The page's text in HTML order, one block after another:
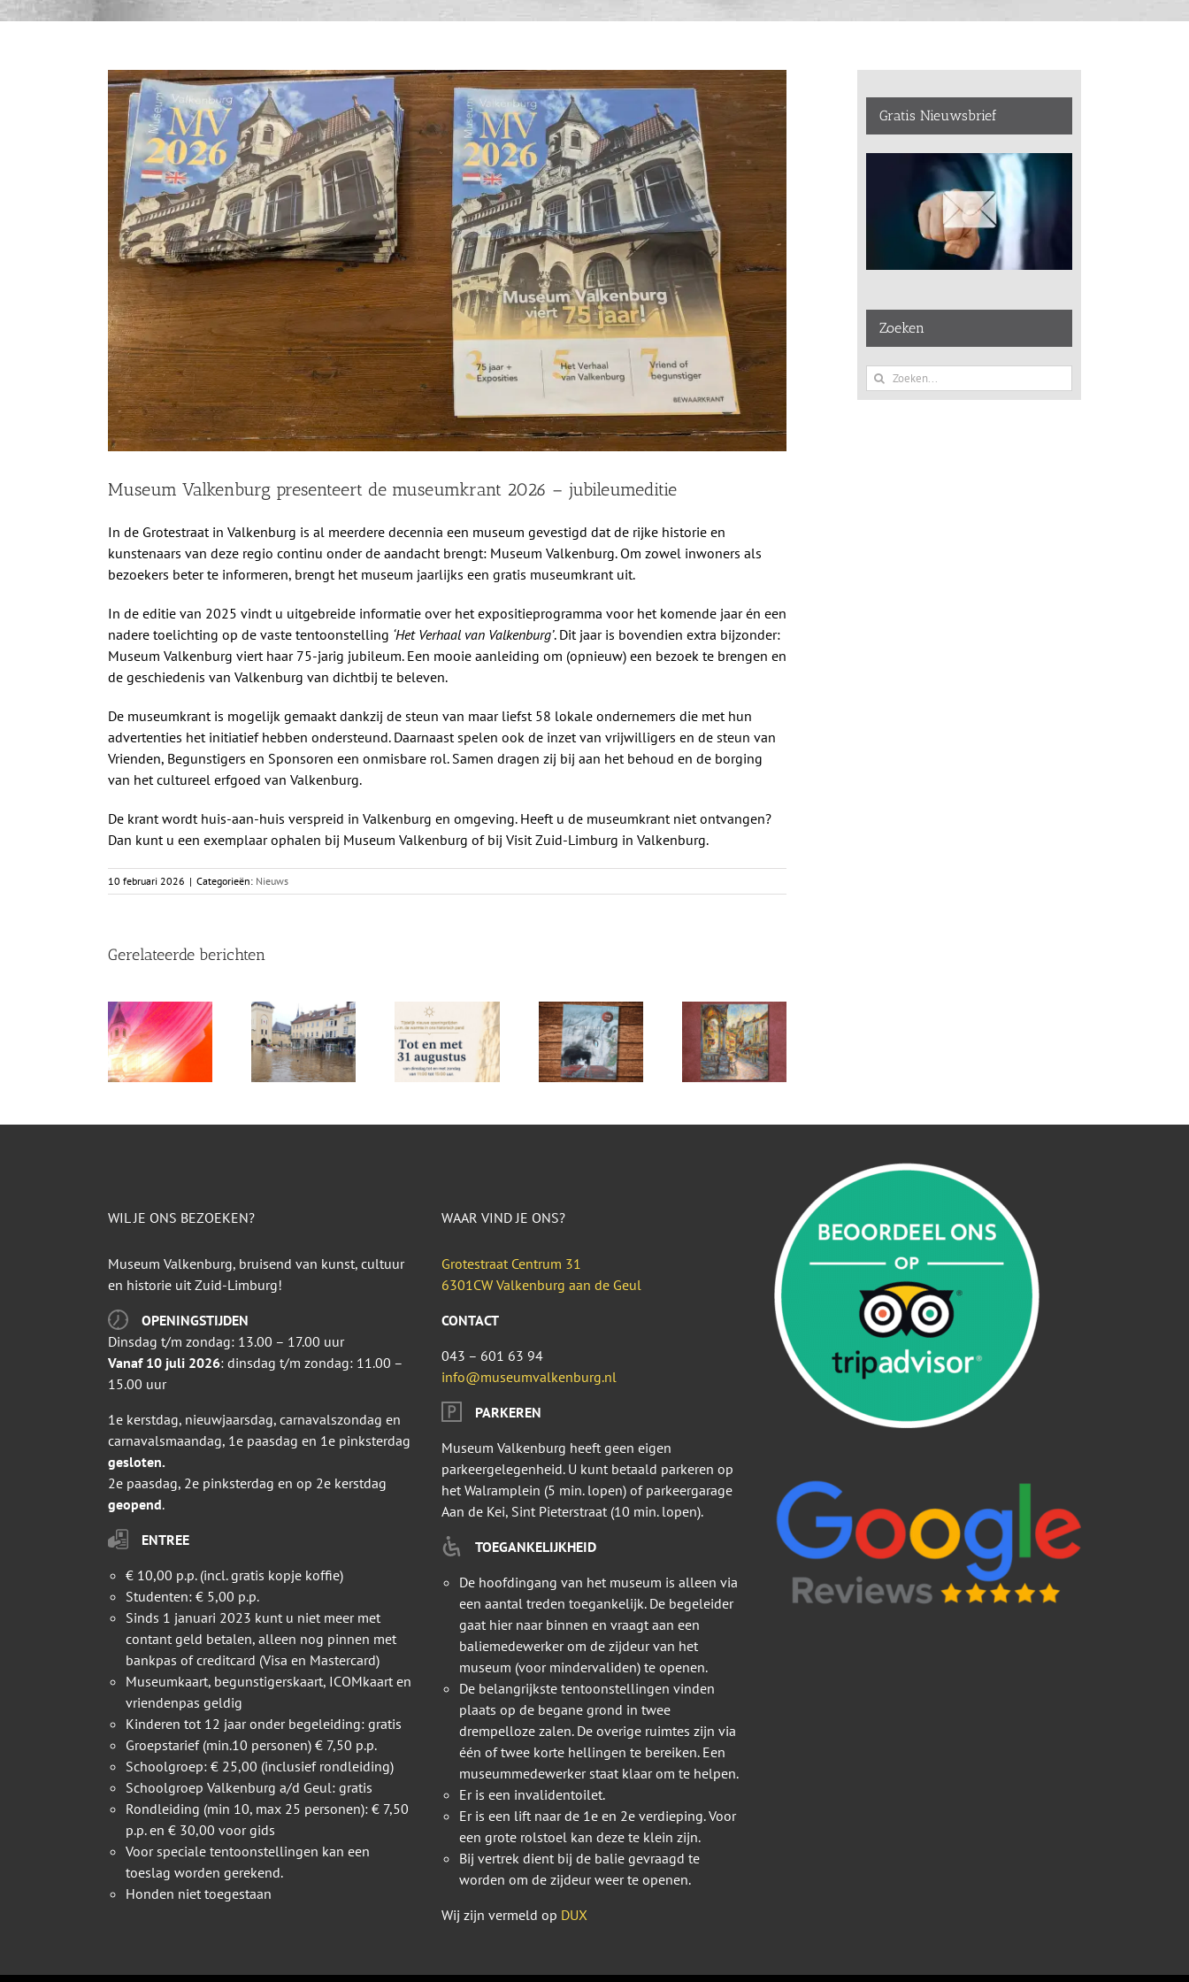
Bekijk
grotere
afbeelding
Museum Valkenburg presenteert de museumkrant 2026 – jubileumeditie
In de Grotestraat in Valkenburg is al meerdere decennia een museum gevestigd dat de rijke historie en
kunstenaars van deze regio continu onder de aandacht brengt: Museum Valkenburg. Om zowel inwoners als
bezoekers beter te informeren, brengt het museum jaarlijks een gratis museumkrant uit.
In de editie van 2025 vindt u uitgebreide informatie over het expositieprogramma voor het komende jaar én een
nadere toelichting op de vaste tentoonstelling ‘Het Verhaal van Valkenburg’. Dit jaar is bovendien extra bijzonder:
Museum Valkenburg viert haar 75-jarig jubileum. Een mooie aanleiding om (opnieuw) een bezoek te brengen en
de geschiedenis van Valkenburg van dichtbij te beleven.
De museumkrant is mogelijk gemaakt dankzij de steun van maar liefst 58 lokale ondernemers die met hun
advertenties het initiatief hebben ondersteund. Daarnaast spelen ook de inzet van vrijwilligers en de steun van
Vrienden, Begunstigers en Sponsoren een onmisbare rol. Samen dragen zij bij aan het behoud en de borging
van het cultureel erfgoed van Valkenburg.
De krant wordt huis-aan-huis verspreid in Valkenburg en omgeving. Heeft u de museumkrant niet ontvangen?
Dan kunt u een exemplaar ophalen bij Museum Valkenburg of bij Visit Zuid-Limburg in Valkenburg.
10 februari 2026 | Categorieën: Nieuws
Gerelateerde berichten
Gratis Nieuwsbrief
Zoeken
Zoeken
naar:
WIL JE ONS BEZOEKEN?
Museum Valkenburg, bruisend van kunst, cultuur
en historie uit Zuid-Limburg!
OPENINGSTIJDEN
Dinsdag t/m zondag: 13.00 – 17.00 uur
Vanaf 10 juli 2026: dinsdag t/m zondag: 11.00 –
15.00 uur
1e kerstdag, nieuwjaarsdag, carnavalszondag en
carnavalsmaandag, 1e paasdag en 1e pinksterdag
gesloten.
2e paasdag, 2e pinksterdag en op 2e kerstdag
geopend.
ENTREE
€ 10,00 p.p. (incl. gratis kopje koffie)
Studenten: € 5,00 p.p.
Sinds 1 januari 2023 kunt u niet meer met
contant geld betalen, alleen nog pinnen met
bankpas of creditcard (Visa en Mastercard)
Museumkaart, begunstigerskaart, ICOMkaart en
vriendenpas geldig
Kinderen tot 12 jaar onder begeleiding: gratis
Groepstarief (min.10 personen) € 7,50 p.p.
Schoolgroep: € 25,00 (inclusief rondleiding)
Schoolgroep Valkenburg a/d Geul: gratis
Rondleiding (min 10, max 25 personen): € 7,50
p.p. en € 30,00 voor gids
Voor speciale tentoonstellingen kan een
toeslag worden gerekend.
Honden niet toegestaan
WAAR VIND JE ONS?
Grotestraat Centrum 31
6301CW Valkenburg aan de Geul
CONTACT
043 – 601 63 94
info@museumvalkenburg.nl
PARKEREN
Museum Valkenburg heeft geen eigen
parkeergelegenheid. U kunt betaald parkeren op
het Walramplein (5 min. lopen) of parkeergarage
Aan de Kei, Sint Pieterstraat (10 min. lopen).
TOEGANKELIJKHEID
De hoofdingang van het museum is alleen via
een aantal treden toegankelijk. De begeleider
gaat hier naar binnen en vraagt aan een
baliemedewerker om de zijdeur van het
museum (voor mindervaliden) te openen.
De belangrijkste tentoonstellingen vinden
plaats op de begane grond in twee
drempelloze zalen. De overige ruimtes zijn via
één of twee korte hellingen te bereiken. Een
museummedewerker staat klaar om te helpen.
Er is een invalidentoilet.
Er is een lift naar de 1e en 2e verdieping. Voor
een grote rolstoel kan deze te klein zijn.
Bij vertrek dient bij de balie gevraagd te
worden om de zijdeur weer te openen.
Wij zijn vermeld op DUX